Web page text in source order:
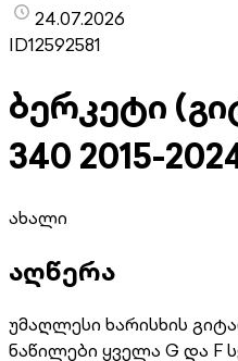
24.07.2026
ID12592581
ბერკეტი
340 2015-
ახალი
აღწერა
უმაღლესი ხარისხის
ნაწილები ყველა G და F